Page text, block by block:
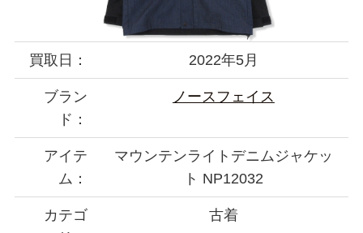
買取日： 2022年5月
ブラン
ド：
ノースフェイス
アイテ
ム：
マウンテンライトデニムジャケッ
ト NP12032
カテゴ
古着